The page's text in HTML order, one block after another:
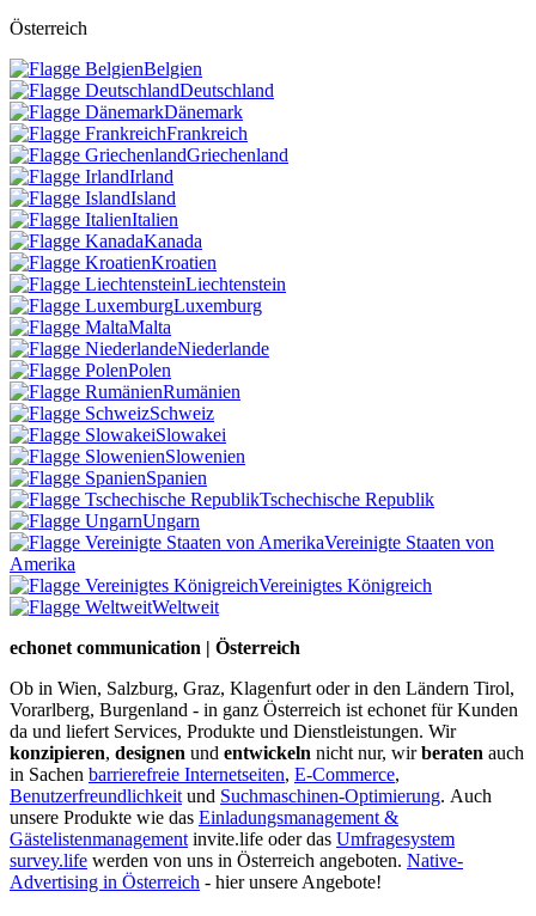
Österreich
Belgien
Deutschland
Dänemark
Frankreich
Griechenland
Irland
Island
Italien
Kanada
Kroatien
Liechtenstein
Luxemburg
Malta
Niederlande
Polen
Rumänien
Schweiz
Slowakei
Slowenien
Spanien
Tschechische Republik
Ungarn
Vereinigte Staaten von
Amerika
Vereinigtes Königreich
Weltweit
echonet communication | Österreich
Ob in Wien, Salzburg, Graz, Klagenfurt oder in den Ländern Tirol,
Vorarlberg, Burgenland - in ganz Österreich ist echonet für Kunden
da und liefert Services, Produkte und Dienstleistungen. Wir
konzipieren, designen und entwickeln nicht nur, wirberaten auch
in Sachen barrierefreie Internetseiten, E-Commerce,
Benutzerfreundlichkeit und Suchmaschinen-Optimierung. Auch
unsere Produkte wie das Einladungsmanagement &
Gästelistenmanagement invite.life oder das Umfragesystem
survey.life werden von uns in Österreich angeboten. Native-
Advertising in Österreich - hier unsere Angebote!